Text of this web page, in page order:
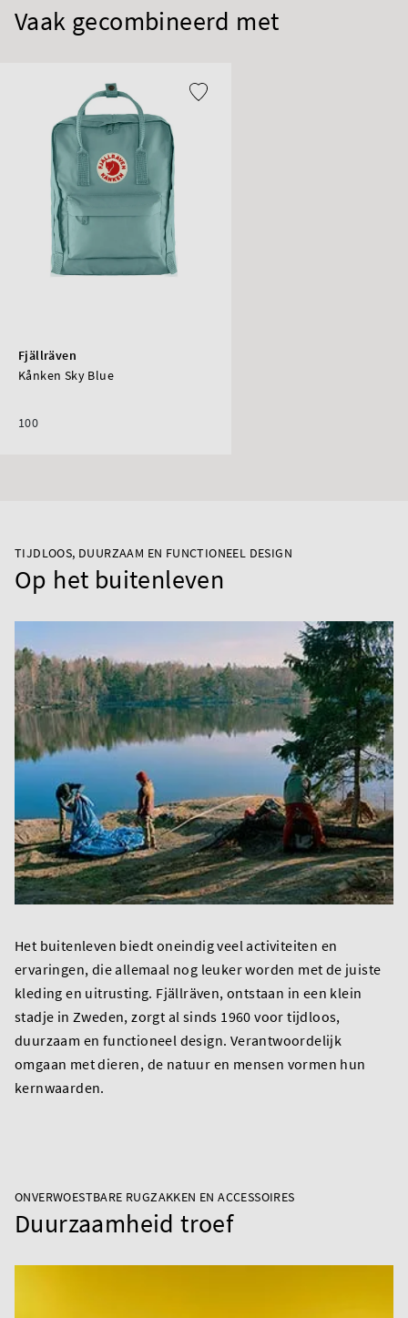
TIJDLOOS, DUURZAAM EN FUNCTIONEEL DESIGN
Op het buitenleven
Het buitenleven biedt oneindig veel activiteiten en
ervaringen, die allemaal nog leuker worden met de juiste
kleding en uitrusting. Fjällräven, ontstaan in een klein
stadje in Zweden, zorgt al sinds 1960 voor tijdloos,
duurzaam en functioneel design. Verantwoordelijk
omgaan met dieren, de natuur en mensen vormen hun
kernwaarden.
ONVERWOESTBARE RUGZAKKEN EN ACCESSOIRES
Duurzaamheid troef
Vaak gecombineerd met
Fjällräven
Kånken Sky Blue
100